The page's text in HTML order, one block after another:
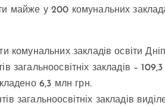
майже у 200 комунальних
комунальних закладів освіти
загальноосвітніх закладів –
6,3 млн грн.
загальноосвітніх закладів